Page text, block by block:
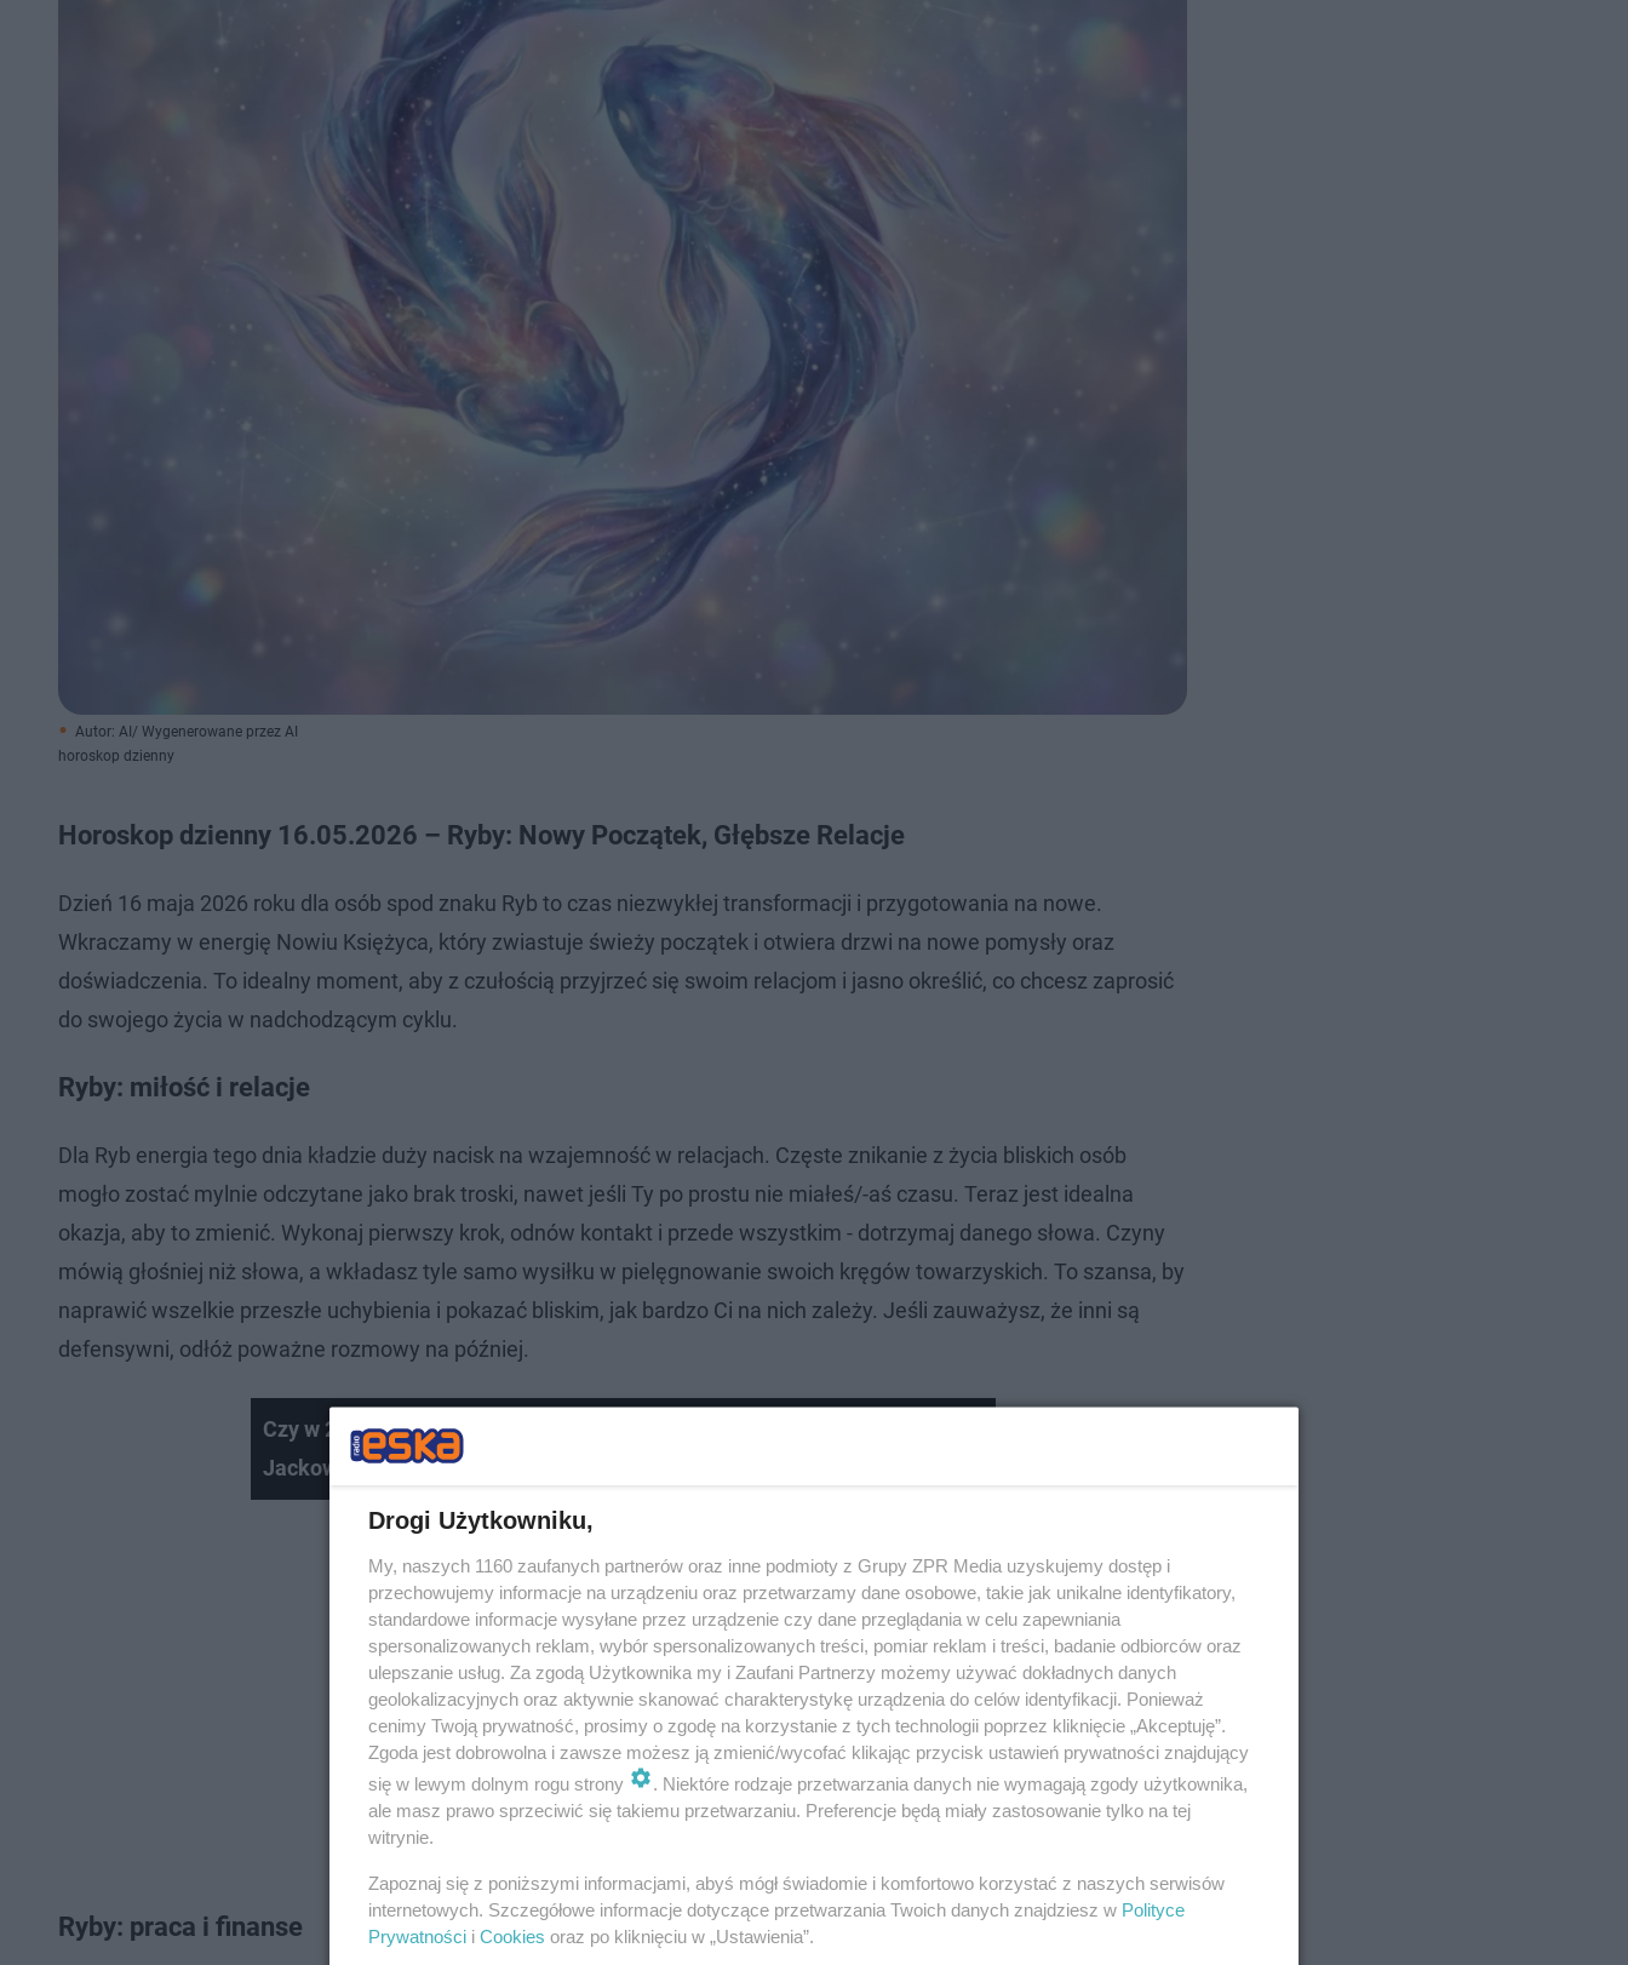
Autor: AI/ Wygenerowane przez AI
horoskop dzienny
Horoskop dzienny 16.05.2026 – Ryby: Nowy Początek, Głębsze Relacje
Dzień 16 maja 2026 roku dla osób spod znaku Ryb to czas niezwykłej transformacji i przygotowania na nowe.
Wkraczamy w energię Nowiu Księżyca, który zwiastuje świeży początek i otwiera drzwi na nowe pomysły oraz
doświadczenia. To idealny moment, aby z czułością przyjrzeć się swoim relacjom i jasno określić, co chcesz zaprosić
do swojego życia w nadchodzącym cyklu.
Ryby: miłość i relacje
Dla Ryb energia tego dnia kładzie duży nacisk na wzajemność w relacjach. Częste znikanie z życia bliskich osób
mogło zostać mylnie odczytane jako brak troski, nawet jeśli Ty po prostu nie miałeś/-aś czasu. Teraz jest idealna
okazja, aby to zmienić. Wykonaj pierwszy krok, odnów kontakt i przede wszystkim - dotrzymaj danego słowa. Czyny
mówią głośniej niż słowa, a wkładasz tyle samo wysiłku w pielęgnowanie swoich kręgów towarzyskich. To szansa, by
naprawić wszelkie przeszłe uchybienia i pokazać bliskim, jak bardzo Ci na nich zależy. Jeśli zauważysz, że inni są
defensywni, odłóż poważne rozmowy na później.
Czy w 2026 roku będzie nam się żyło lepiej? Oto, co powiedział jasnowidz
Jackowski
Ryby: praca i finanse
Drogi Użytkowniku,
My, naszych 1160 zaufanych partnerów oraz inne podmioty z Grupy ZPR Media uzyskujemy dostęp i
przechowujemy informacje na urządzeniu oraz przetwarzamy dane osobowe, takie jak unikalne identyfikatory,
standardowe informacje wysyłane przez urządzenie czy dane przeglądania w celu zapewniania
spersonalizowanych reklam, wybór spersonalizowanych treści, pomiar reklam i treści, badanie odbiorców oraz
ulepszanie usług. Za zgodą Użytkownika my i Zaufani Partnerzy możemy używać dokładnych danych
geolokalizacyjnych oraz aktywnie skanować charakterystykę urządzenia do celów identyfikacji. Ponieważ
cenimy Twoją prywatność, prosimy o zgodę na korzystanie z tych technologii poprzez kliknięcie „Akceptuję”.
Zgoda jest dobrowolna i zawsze możesz ją zmienić/wycofać klikając przycisk ustawień prywatności znajdujący
się w lewym dolnym rogu strony
. Niektóre rodzaje przetwarzania danych nie wymagają zgody użytkownika,
ale masz prawo sprzeciwić się takiemu przetwarzaniu. Preferencje będą miały zastosowanie tylko na tej
witrynie.
Zapoznaj się z poniższymi informacjami, abyś mógł świadomie i komfortowo korzystać z naszych serwisów
internetowych. Szczegółowe informacje dotyczące przetwarzania Twoich danych znajdziesz w Polityce
Prywatności i Cookies oraz po kliknięciu w „Ustawienia”.